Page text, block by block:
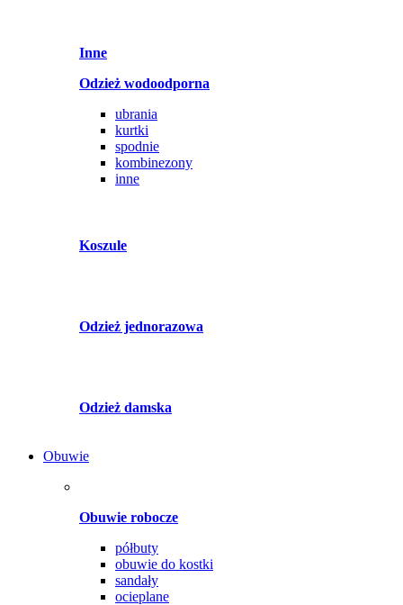
Inne
Odzież wodoodporna
ubrania
kurtki
spodnie
kombinezony
inne
Koszule
Odzież jednorazowa
Odzież damska
Obuwie
Obuwie robocze
półbuty
obuwie do kostki
sandały
ocieplane